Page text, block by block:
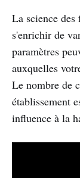
La science des
s'enrichir de
paramètres
auxquelles
Le nombre de
établissement
influence à la